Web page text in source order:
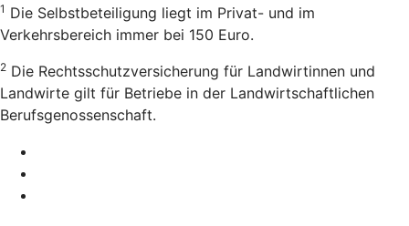
1 Die Selbstbeteiligung liegt im Privat- und im
Verkehrsbereich immer bei 150 Euro.
2 Die Rechtsschutzversicherung für Landwirtinnen und
Landwirte gilt für Betriebe in der Landwirtschaftlichen
Berufsgenossenschaft.